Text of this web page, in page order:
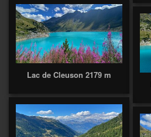
Lac de Cleuson 2179 m